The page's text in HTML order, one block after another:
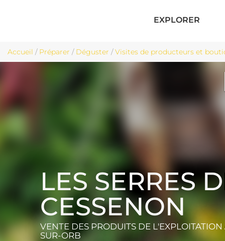
EXPLORER
Accueil / Préparer / Déguster /Visites de producteurs et
LES SERRES
CESSENON
VENTE DES PRODUITS DE L'EXPLOITATION
SUR-ORB